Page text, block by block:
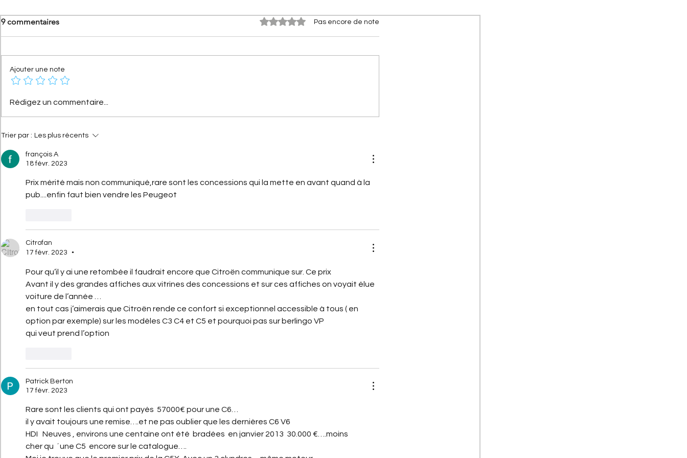
[Les anniversaires Citroën]
Citroën AX : l'histoire d'une
fête ses 40 ans
9 commentaires Noté 0 étoile sur 5.Pas encore de note
Ajouter une note
Rédigez un commentaire...
Trier par : Les plus récents
françois A
18 févr. 2023
Prix mérité mais non communiqué,rare sont les concessions qui la mette en avant quand à la
pub....enfin faut bien vendre les Peugeot
Citrofan
17 févr. 2023
•
Pour qu’il y ai une retombée il faudrait encore que Citroën communique sur. Ce prix
Avant il y des grandes affiches aux vitrines des concessions et sur ces affiches on voyait élue
voiture de l’année …
en tout cas j’aimerais que Citroën rende ce confort si exceptionnel accessible à tous ( en
option par exemple) sur les modèles C3 C4 et C5 et pourquoi pas sur berlingo VP
qui veut prend l’option
Patrick Berton
17 févr. 2023
Rare sont les clients qui ont payés  57000€ pour une C6…
il y avait toujours une remise….et ne pas oublier que les dernières C6 V6
HDI   Neuves , environs une centaine ont été  bradées  en janvier 2013  30.000 €….moins
cher qu  ´une C5  encore sur le catalogue….